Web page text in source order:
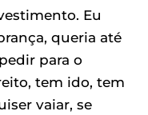
Eu
queria até
para o
tem ido, tem
vaiar, se